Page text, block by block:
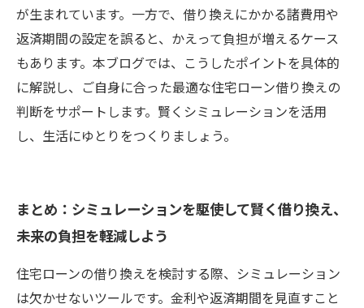
が生まれています。一方で、借り換えにかかる諸費用や
返済期間の設定を誤ると、かえって負担が増えるケース
もあります。本ブログでは、こうしたポイントを具体的
に解説し、ご自身に合った最適な住宅ローン借り換えの
判断をサポートします。賢くシミュレーションを活用
し、生活にゆとりをつくりましょう。
まとめ：シミュレーションを駆使して賢く借り換え、
未来の負担を軽減しよう
住宅ローンの借り換えを検討する際、シミュレーション
は欠かせないツールです。金利や返済期間を見直すこと